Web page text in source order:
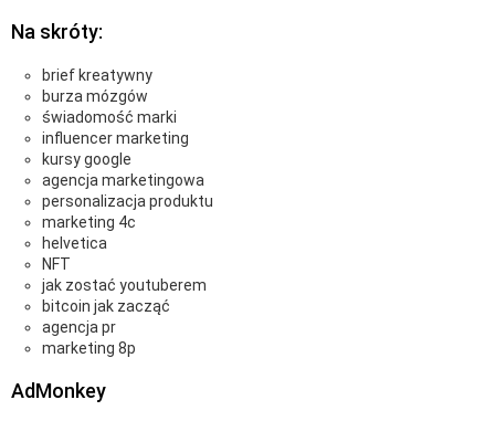
Na skróty:
brief kreatywny
burza mózgów
świadomość marki
influencer marketing
kursy google
agencja marketingowa
personalizacja produktu
marketing 4c
helvetica
NFT
jak zostać youtuberem
bitcoin jak zacząć
agencja pr
marketing 8p
AdMonkey